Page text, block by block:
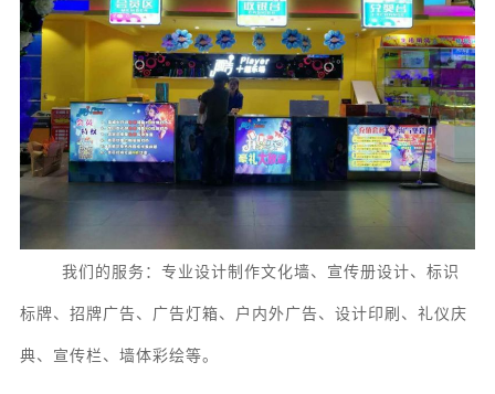
我们的服务：专业设计制作文化墙、宣传册设计、标识
标牌、 招牌广告、 广告灯箱、 户内外广告、 设计印刷、礼仪庆
典、宣传栏、墙体彩绘等。